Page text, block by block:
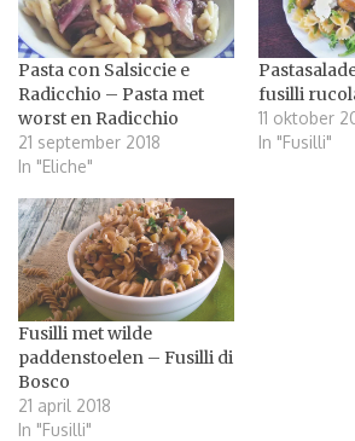
Pasta con Salsiccie e
Radicchio – Pasta met
worst en Radicchio
21 september 2018
In "Eliche"
fusilli
11 oktober
In "Fusilli"
Fusilli met wilde
paddenstoelen – Fusilli di
Bosco
21 april 2018
In "Fusilli"